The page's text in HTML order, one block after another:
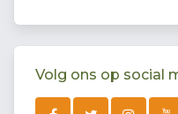
Volg ons op social